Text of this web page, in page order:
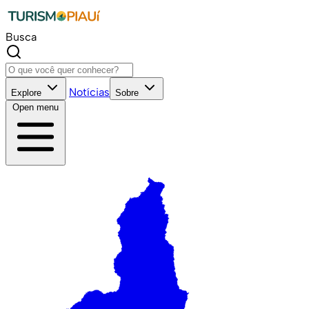
Busca
Explore Notícias Sobre
Open menu